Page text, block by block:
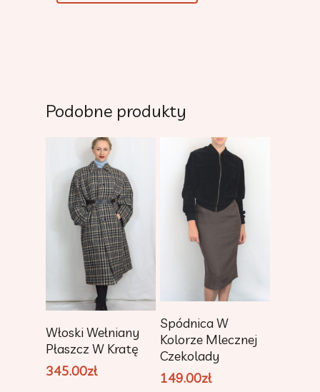
Podobne produkty
Dodaj Do
Koszyka
Włoski Wełniany
Płaszcz W Kratę
345.00zł
Dodaj Do
Koszyka
Spódnica W
Kolorze Mlecznej
Czekolady
149.00zł